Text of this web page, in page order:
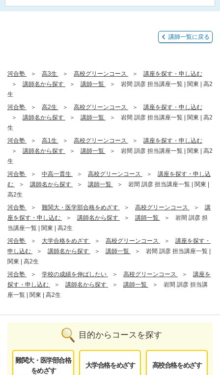
講師一覧に戻る
河合塾 高3生 高校グリーンコース
講座を探す・申し込む
講師名から探す
講師一覧
岩間 訓彦 担当講座一覧 | 関東 | 高2
生
河合塾
高2生 高校グリーンコース
講座を探す・申し込む
講師名から探す
講師一覧
岩間 訓彦 担当講座一覧 | 関東 | 高2
生
河合塾
高1生 高校グリーンコース
講座を探す・申し込む
講師名から探す
講師一覧
岩間 訓彦 担当講座一覧 | 関東 | 高2
生
河合塾
中高一貫生 高校グリーンコース
講座を探す・申し込
む
講師名から探す 講師一覧
岩間 訓彦 担当講座一覧 | 関東 |
高2生
河合塾
難関大・医学部合格をめざす 高校グリーンコース
講
座を探す・申し込む
講師名から探す 講師一覧
岩間 訓彦 担
当講座一覧 | 関東 | 高2生
河合塾
大学合格をめざす 高校グリーンコース
講座を探す・
申し込む
講師名から探す 講師一覧
岩間 訓彦 担当講座一覧 |
関東 | 高2生
河合塾
学校の成績を伸ばしたい 高校グリーンコース
講座を
探す・申し込む
講師名から探す 講師一覧
岩間 訓彦 担当講
座一覧 | 関東 | 高2生
目的からコースを探す
難関大・医学部合格
をめざす
大学合格をめざす 高校合格をめざす